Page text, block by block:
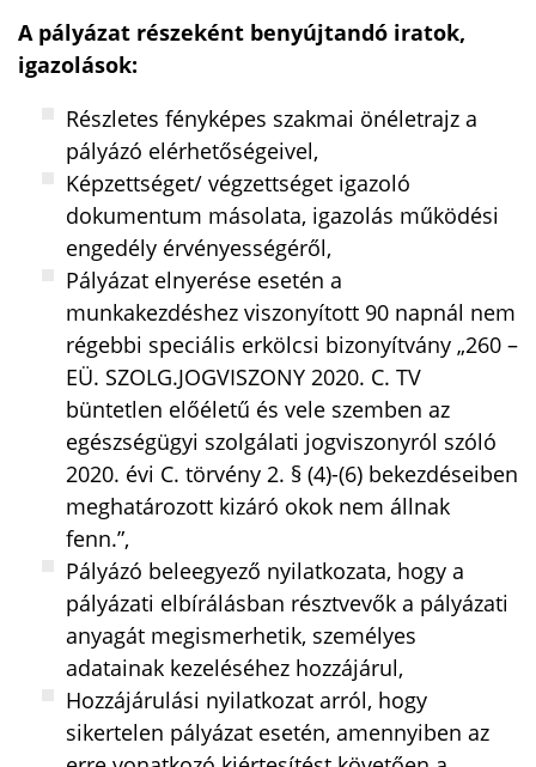
A pályázat részeként benyújtandó iratok,
igazolások:
Részletes fényképes szakmai önéletrajz a
pályázó elérhetőségeivel,
Képzettséget/ végzettséget igazoló
dokumentum másolata, igazolás működési
engedély érvényességéről,
Pályázat elnyerése esetén a
munkakezdéshez viszonyított 90 napnál nem
régebbi speciális erkölcsi bizonyítvány „260 –
EÜ. SZOLG.JOGVISZONY 2020. C. TV
büntetlen előéletű és vele szemben az
egészségügyi szolgálati jogviszonyról szóló
2020. évi C. törvény 2. § (4)-(6) bekezdéseiben
meghatározott kizáró okok nem állnak
fenn.”,
Pályázó beleegyező nyilatkozata, hogy a
pályázati elbírálásban résztvevők a pályázati
anyagát megismerhetik, személyes
adatainak kezeléséhez hozzájárul,
Hozzájárulási nyilatkozat arról, hogy
sikertelen pályázat esetén, amennyiben az